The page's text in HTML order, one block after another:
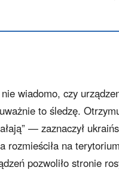
wiadomo, czy
to śledzę.
— zaznaczył
rozmieściła na
pozwoliło stronie